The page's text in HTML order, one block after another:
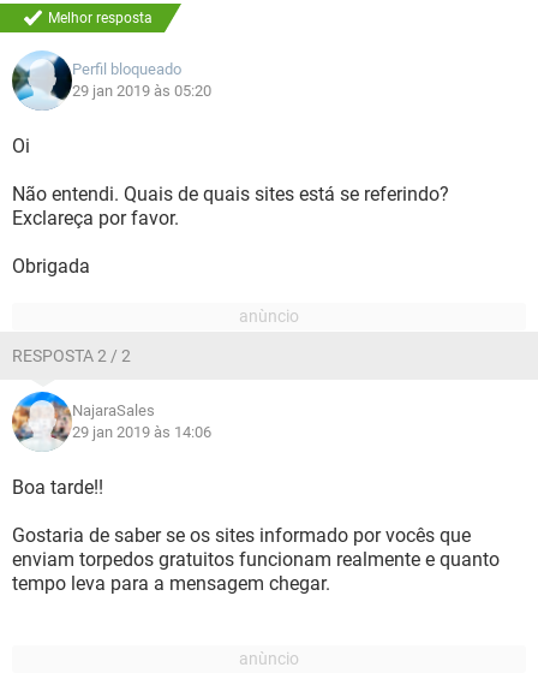
Melhor resposta
Perfil bloqueado
29 jan 2019 às 05:20
Oi
Não entendi. Quais de quais sites está se referindo?
Exclareça por favor.
Obrigada
RESPOSTA 2 / 2
NajaraSales
29 jan 2019 às 14:06
Boa tarde!!
Gostaria de saber se os sites informado por vocês que
enviam torpedos gratuitos funcionam realmente e quanto
tempo leva para a mensagem chegar.